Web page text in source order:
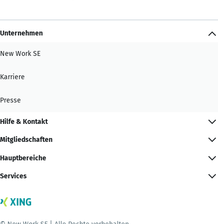
Unternehmen
New Work SE
Karriere
Presse
Hilfe & Kontakt
Mitgliedschaften
Hauptbereiche
Services